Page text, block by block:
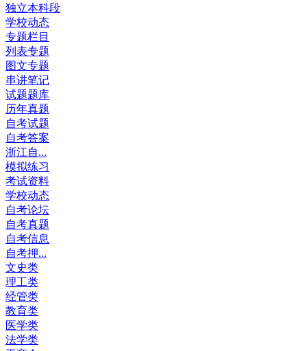
独立本科段
学校动态
专题栏目
列表专题
图文专题
串讲笔记
试题题库
历年真题
自考试题
自考答案
浙江自...
模拟练习
考试资料
学校动态
自考论坛
自考真题
自考信息
自考押...
文史类
理工类
经管类
教育类
医学类
法学类